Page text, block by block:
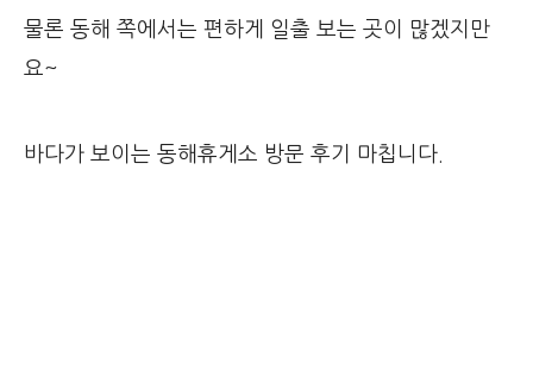
물론 동해 쪽에서는 편하게 일출 보는 곳이 많겠지만
요~
바다가 보이는 동해휴게소 방문 후기 마칩니다.